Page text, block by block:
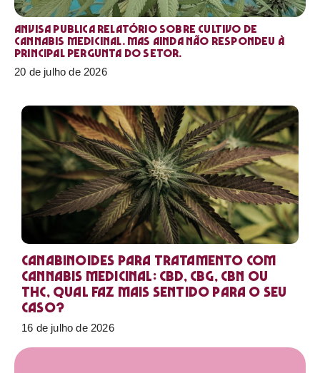
Anvisa publica relatório sobre cultivo de
Cannabis medicinal. Mas ainda não respondeu à
principal pergunta do setor.
20 de julho de 2026
Canabinoides para tratamento com
cannabis medicinal: CBD, CBG, CBN ou
THC, qual faz mais sentido para o seu
caso?
16 de julho de 2026